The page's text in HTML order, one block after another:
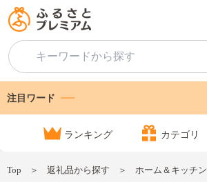
注目ワード
ランキング カテゴリ
Top 返礼品から探す ホーム＆キッチン